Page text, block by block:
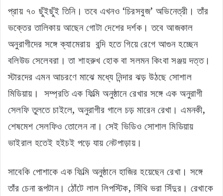
প্রায় ৭০ ছুঁইছুঁই তিনি। তবে এখনও ‘চিরসবুজ’ অভিনেত্রী। তাঁর
ভক্তের তালিকায় আছেন গোটা দেশের দর্শক। তবে আজকাল
অনুরাগীদের সঙ্গে ক্যামেরায় বন্দি হতে গিয়ে রেগে আগুন হচ্ছেন
বলিউড সেলেবরা। তা শাহরুখ হোক বা সলমন কিংবা সঞ্জয় দত্ত।
স্টারদের এমন আচরণে মাঝে মধ্যে নিন্দার ঝড় উঠছে সোশাল
মিডিয়ায়। সম্প্রতি এক ফিল্মি অনুষ্ঠানে রেখার সঙ্গে এক অনুরাগী
সেলফি তুলতে চাইলে, অনুরাগীর গালে চড় মারেন রেখা। এমনকী,
শেষমেশ সেলফিও তোলেন না। সেই ভিডিও সোশাল মিডিয়ায়
ভাইরাল হতেই হইচই পড়ে যায় নেটপাড়ায়।
সাবেকি পোশাকে এক ফিল্মি অনুষ্ঠানে হাজির হয়েছেন রেখা। সঙ্গে
তাঁর চেনা রূপটান। ঠোঁটে লাল লিপস্টিক, সিঁথি ভরা সিঁদুর। রেখাকে